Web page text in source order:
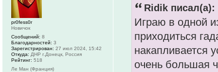
Ridik писал(а):
Играю в одной
приходиться
накапливается
очень большая
pr0fess0r
Новичок
Сообщений: 8
Благодарностей: 3
Зарегистрирован: 27 июл 2024, 15:42
Откуда: ДНР г.Донецк, Россия
Рейтинг: 518
Ле Ман (Франция)